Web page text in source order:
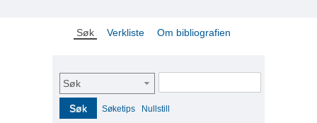
Søk Verkliste Om bibliografien
Søk
Søk Søketips Nullstill